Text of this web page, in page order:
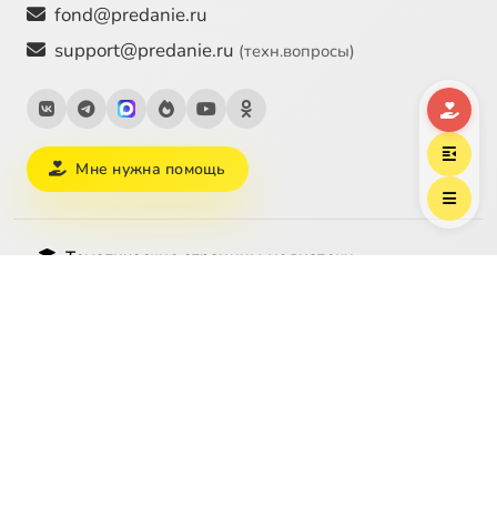
fond@predanie.ru
support@predanie.ru (техн.вопросы)
Мне нужна помощь
Тематические страницы медиатеки